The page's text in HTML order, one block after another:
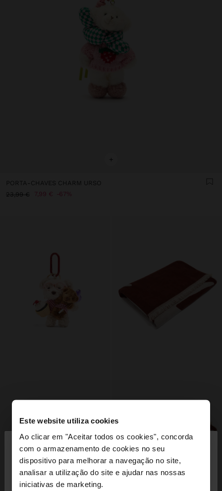
Este website utiliza cookies
Ao clicar em "Aceitar todos os cookies", concorda
com o armazenamento de cookies no seu
dispositivo para melhorar a navegação no site,
analisar a utilização do site e ajudar nas nossas
iniciativas de marketing.
Está a aceder ao site a partir de Portugal. Deseja
navegar no nosso site United States?
+
PORTA-CHAVES CHARM URSO
23,99 €
7,99 € 67%